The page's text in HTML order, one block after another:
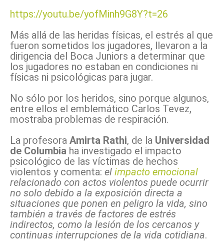
https://youtu.be/yofMinh9G8Y?t=26
Más allá de las heridas físicas, el estrés al que
fueron sometidos los jugadores, llevaron a la
dirigencia del Boca Juniors a determinar que
los jugadores no estaban en condiciones ni
físicas ni psicológicas para jugar.
No sólo por los heridos, sino porque algunos,
entre ellos el emblemático Carlos Tevez,
mostraba problemas de respiración.
La profesora Amirta Rathi, de la Universidad
de Columbia ha investigado el impacto
psicológico de las víctimas de hechos
violentos y comenta: el impacto emocional
relacionado con actos violentos puede ocurrir
no solo debido a la exposición directa a
situaciones que ponen en peligro la vida, sino
también a través de factores de estrés
indirectos, como la lesión de los cercanos y
continuas interrupciones de la vida cotidiana.